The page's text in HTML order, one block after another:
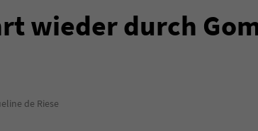
wieder durch
de Riese